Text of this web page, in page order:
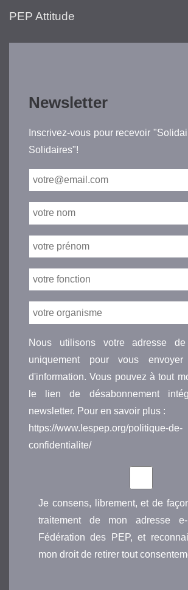
PEP Attitude
Newsletter
Inscrivez-vous pour recevoir
Solidaires"!
Nous utilisons votre adresse de
uniquement pour vous
d'information. Vous pouvez à tout
le lien de désabonnement
newsletter. Pour en savoir plus :
https://www.lespep.org/politique-de-
confidentialite/
Je consens, librement, et de
traitement de mon adresse
Fédération des PEP, et
mon droit de retirer tout